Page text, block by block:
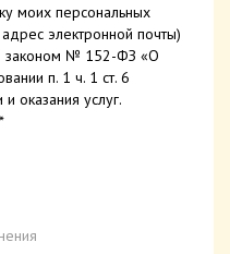
моих персональных
электронной почты)
законом № 152-ФЗ «О
п. 1 ч. 1 ст. 6
оказания услуг.
*